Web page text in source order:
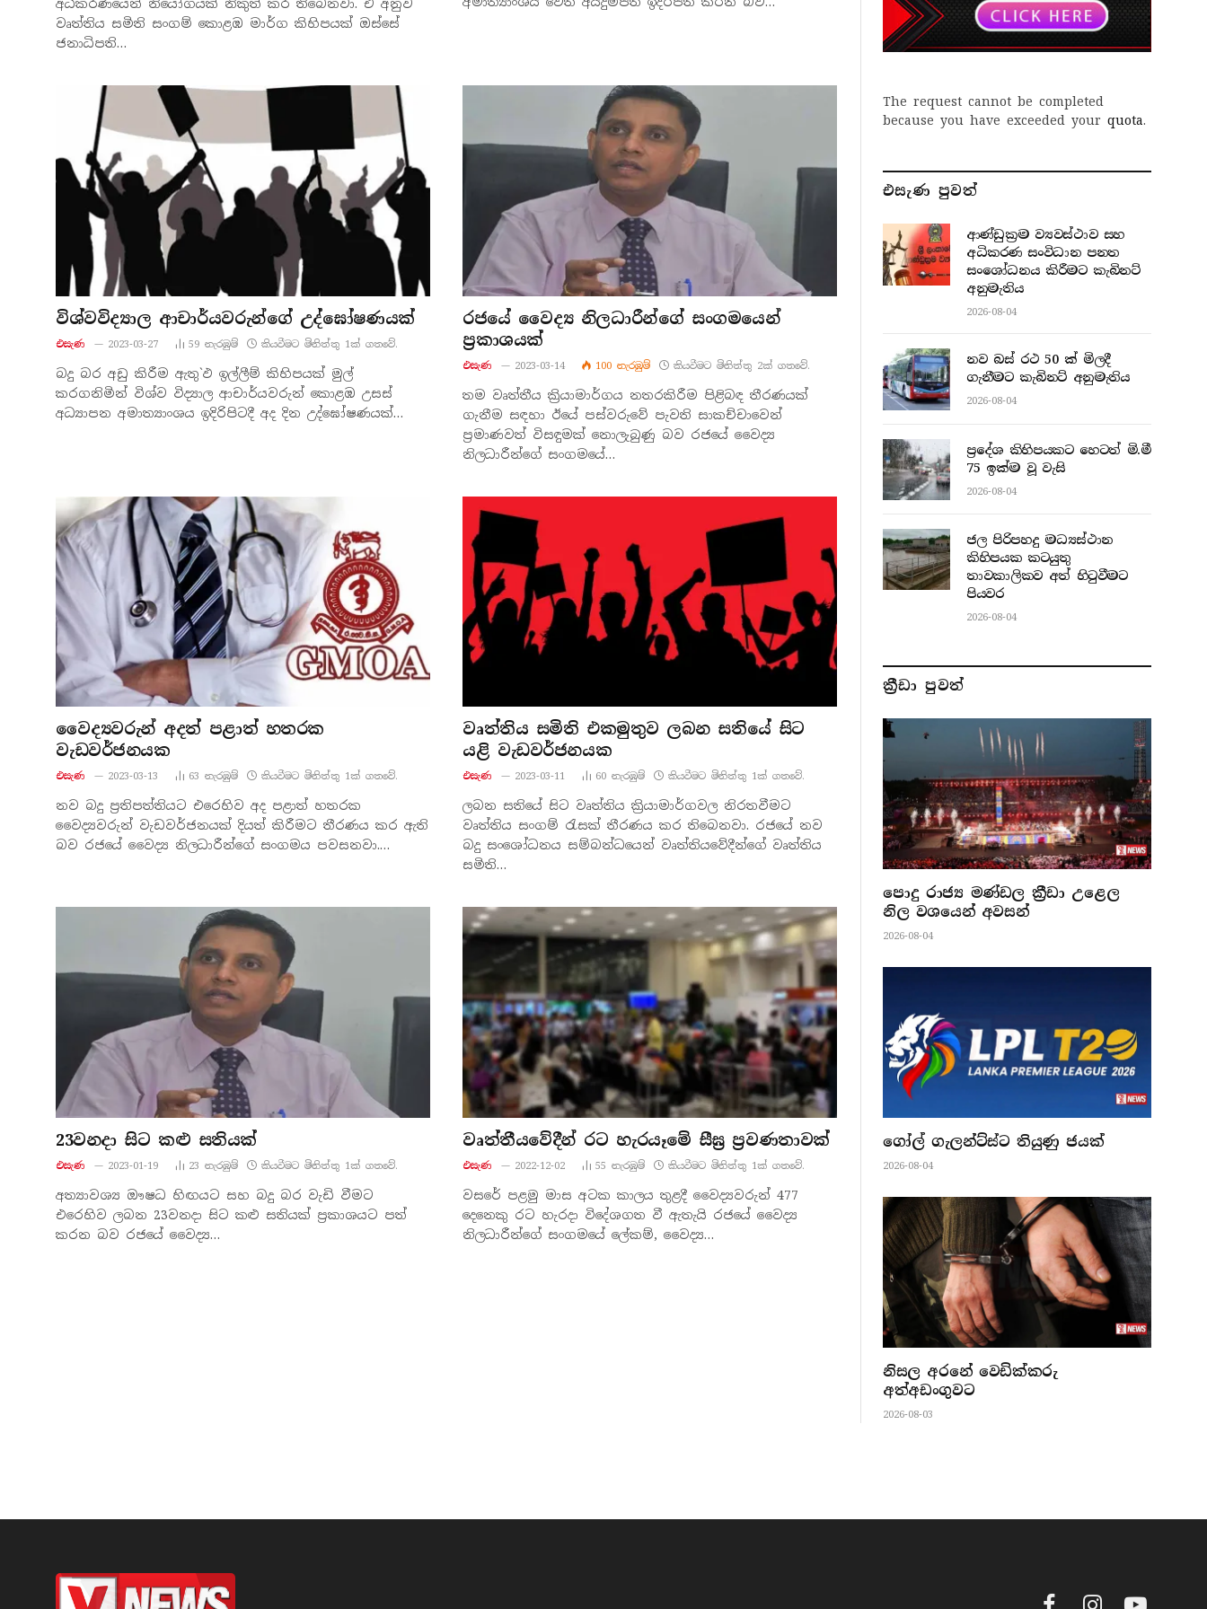
අධිකරණයෙන් නියෝගයක් නිකුත් කර තිබෙනවා. ඒ අනුව
වෘත්තිය සමිති සංගම් කොළඹ මාර්ග කිහිපයක් ඔස්සේ
ජනාධිපති…
විශ්වවිද්‍යාල ආචාර්යවරුන්ගේ උද්ඝෝෂණයක්
එසැණ 2023-03-27 59 නැරඹු​ම් කියවීමට මිනිත්තු 1ක් ගතවේ.
බදු බර අඩු කිරීම ඇතු`ඵ ඉල්ලීම් කිහිපයක් මුල්
කරගනිමින් විශ්ව විද්‍යාල ආචාර්යවරුන් කොළඹ උසස්
අධ්‍යාපන අමාත්‍යාංශය ඉදිරිපිටදී අද දින උද්ඝෝෂණයක්…
රජයේ වෛද්‍ය නිලධාරීන්ගේ සංගමයෙන්
ප්‍රකාශයක්
එසැණ 2023-03-14 100 නැරඹු​ම් කියවීමට මිනිත්තු 2ක් ගතවේ.
තම වෘත්තීය ක්‍රියාමාර්ගය නතරකිරීම පිළිබඳ තීරණයක්
ගැනීම සඳහා ඊයේ පස්වරුවේ පැවති සාකච්චාවෙන්
ප්‍රමාණවත් විසඳුමක් නොලැබුණු බව රජයේ වෛද්‍ය
නිලධාරීන්ගේ සංගමයේ…
වෛද්‍යවරුන් අදත් පළාත් හතරක
වැඩවර්ජනයක
එසැණ 2023-03-13 63 නැරඹු​ම් කියවීමට මිනිත්තු 1ක් ගතවේ.
නව බදු ප්‍රතිපත්තියට එරෙහිව අද පළාත් හතරක
වෛද්‍යවරුන් වැඩවර්ජනයක් දියත් කිරීමට තීරණය කර ඇති
බව රජයේ වෛද්‍ය නිලධාරීන්ගේ සංගමය පවසනවා.…
වෘත්තිය සමිති එකමුතුව ලබන සතියේ සිට
යළි වැඩවර්ජනයක
එසැණ 2023-03-11 60 නැරඹු​ම් කියවීමට මිනිත්තු 1ක් ගතවේ.
ලබන සතියේ සිට වෘත්තිය ක්‍රියාමාර්ගවල නිරතවීමට
වෘත්තිය සංගම් රැසක් තීරණය කර තිබෙනවා. රජයේ නව
බදු සංශෝධනය සම්බන්ධයෙන් වෘත්තියවේදීන්ගේ වෘත්තිය
සමිති…
23වනදා සිට කළු සතියක්
එසැණ 2023-01-19 23 නැරඹු​ම් කියවීමට මිනිත්තු 1ක් ගතවේ.
අත්‍යාවශ්‍ය ඖෂධ හිඟයට සහ බදු බර වැඩි වීමට
එරෙහිව ලබන 23වනදා සිට කළු සතියක් ප්‍රකාශයට පත්
කරන බව රජයේ වෛද්‍ය…
වෘත්තීයවේදීන් රට හැරයෑමේ සීඝ්‍ර ප්‍රවණතාවක්
එසැණ 2022-12-02 55 නැරඹු​ම් කියවීමට මිනිත්තු 1ක් ගතවේ.
වසරේ පළමු මාස අටක කාලය තුළදී වෛද්‍යවරුන් 477
දෙනෙකු රට හැරදා විදේශගත වී ඇතැයි රජයේ වෛද්‍ය
නිලධාරීන්ගේ සංගමයේ ලේකම්, වෛද්‍ය…
The request cannot be completed
because you have exceeded your quota.
එසැණ පුව​ත්
ආණ්ඩුක්‍රම ව්‍යවස්ථාව සහ
අධිකරණ සංවිධාන පනත
සංශෝධනය කිරීමට කැබිනට්
අනුමැතිය
2026-08-04
නව බස් රථ 50 ක් මිලදී
ගැනීමට කැබිනට් අනුමැතිය
2026-08-04
ප්‍රදේශ කිහිපයකට හෙටත් මි.මී
75 ඉක්ම වූ වැසි
2026-08-04
ජල පිරිපහදු මධ්‍යස්ථාන
කිහිපයක කටයුතු
තාවකාලිකව අත් හිටුවීමට
පියවර
2026-08-04
ක්‍රීඩා පුවත්
පොදු රාජ්‍ය මණ්ඩල ක්‍රීඩා උළෙල
නිල වශයෙන් අවසන්
2026-08-04
ගෝල් ගැලන්ට්ස්ට තියුණු ජයක්
2026-08-04
නිසල අරනේ වෙඩික්කරු
අත්අඩංගුවට
2026-08-03